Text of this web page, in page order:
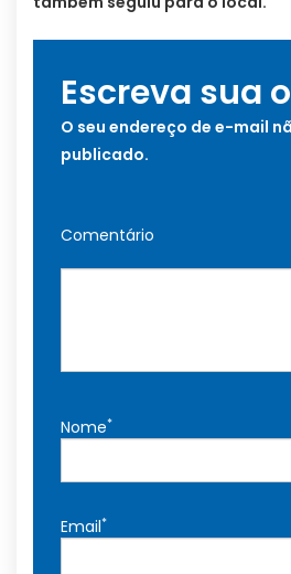
Escreva sua
O seu endereço de e-mail
publicado.
Comentário
Nome*
Email*